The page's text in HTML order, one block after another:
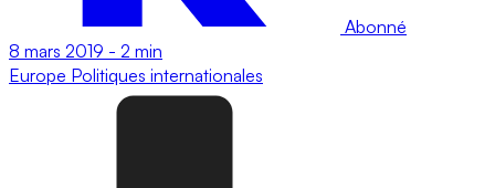
Abonné
8 mars 2019 - 2 min
Europe Politiques internationales